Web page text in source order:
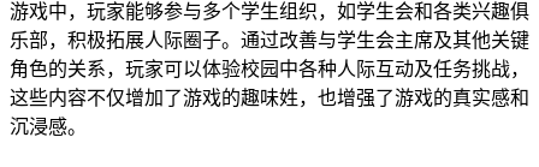
游戏中，玩家能够参与多个学生组织，如学生会和各类兴趣俱
乐部，积极拓展人际圈子。通过改善与学生会主席及其他关键
角色的关系，玩家可以体验校园中各种人际互动及任务挑战，
这些内容不仅增加了游戏的趣味姓，也增强了游戏的真实感和
沉浸感。